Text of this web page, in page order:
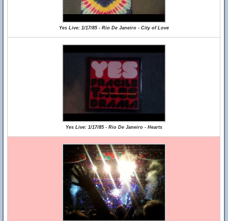
Yes Live: 1/17/85 - Rio De Janeiro - City of Love
Yes Live: 1/17/85 - Rio De Janeiro - Hearts